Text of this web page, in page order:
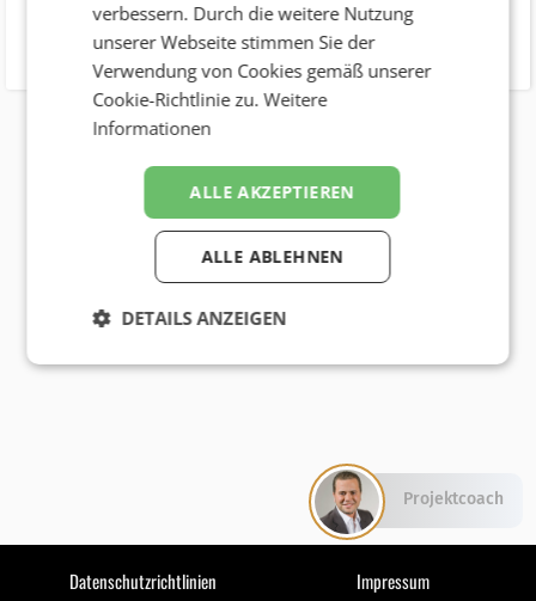
Datenschutzrichtlinien Impressum
verbessern. Durch die weitere Nutzung
unserer Webseite stimmen Sie der
Verwendung von Cookies gemäß unserer
Cookie-Richtlinie zu.Weitere
Informationen
ALLE AKZEPTIEREN
ALLE ABLEHNEN
DETAILS ANZEIGEN
Projektcoach